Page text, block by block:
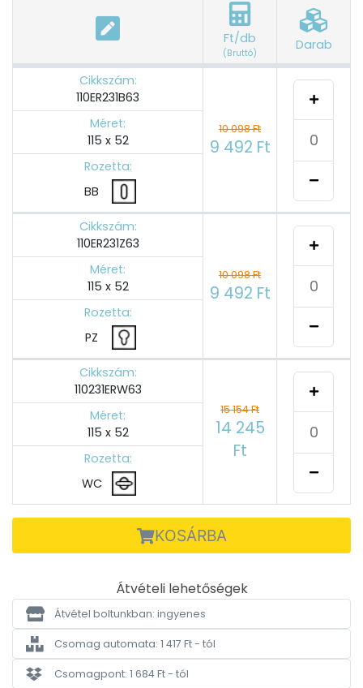
Ft/db
(Bruttó)
Darab
Cikkszám:
110ER231B63
10 098 Ft
9 492 Ft
Méret:
115 x 52
Rozetta:
BB
Cikkszám:
110ER231Z63
10 098 Ft
9 492 Ft
Méret:
115 x 52
Rozetta:
PZ
Cikkszám:
110231ERW63
15 154 Ft
14 245
Ft
Méret:
115 x 52
Rozetta:
WC
KOSÁRBA
Átvételi lehetőségek
Átvétel boltunkban: ingyenes
Csomag automata: 1 417 Ft - tól
Csomagpont: 1 684 Ft - tól